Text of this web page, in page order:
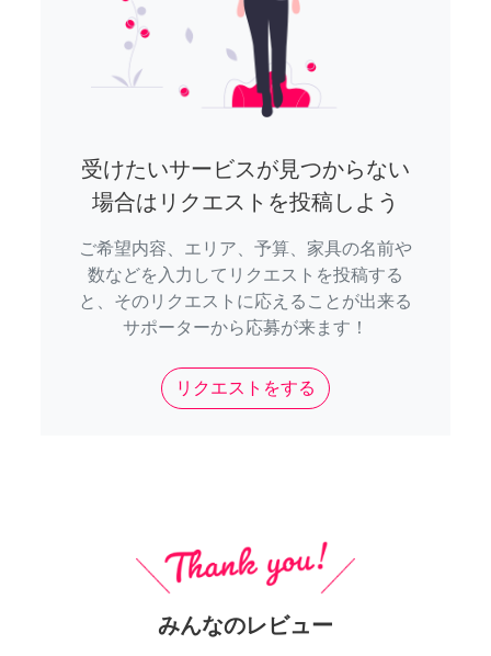
受けたいサービスが見つからない
場合はリクエストを投稿しよう
ご希望内容、エリア、予算、家具の名前や
数などを入力してリクエストを投稿する
と、そのリクエストに応えることが出来る
サポーターから応募が来ます！
リクエストをする
みんなのレビュー